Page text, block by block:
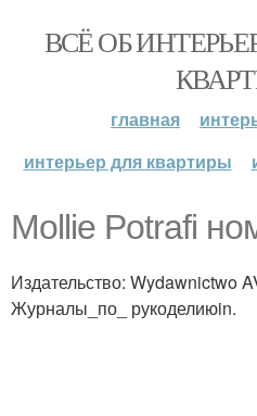
ВСЁ ОБ
главная
интерьер для квартиры
Mollie Potrafi
Издательство: Wydawnictwo
Журналы_по_ рукоделиюin.